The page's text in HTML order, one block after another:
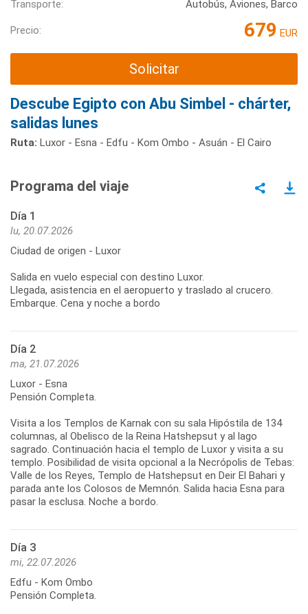
Transporte:
Autobús, Aviones, Barco
Precio: 679 EUR
Solicitar
Descube Egipto con Abu Simbel - chárter,
salidas lunes
Ruta: Luxor - Esna - Edfu - Kom Ombo - Asuán - El Cairo
Programa del viaje
Día 1
lu, 20.07.2026
Ciudad de origen - Luxor
Salida en vuelo especial con destino Luxor.
Llegada, asistencia en el aeropuerto y traslado al crucero.
Embarque. Cena y noche a bordo
Día 2
ma, 21.07.2026
Luxor - Esna
Pensión Completa.
Visita a los Templos de Karnak con su sala Hipóstila de 134
columnas, al Obelisco de la Reina Hatshepsut y al lago
sagrado. Continuación hacia el templo de Luxor y visita a su
templo. Posibilidad de visita opcional a la Necrópolis de Tebas:
Valle de los Reyes, Templo de Hatshepsut en Deir El Bahari y
parada ante los Colosos de Memnón. Salida hacia Esna para
pasar la esclusa. Noche a bordo.
Día 3
mi, 22.07.2026
Edfu - Kom Ombo
Pensión Completa.